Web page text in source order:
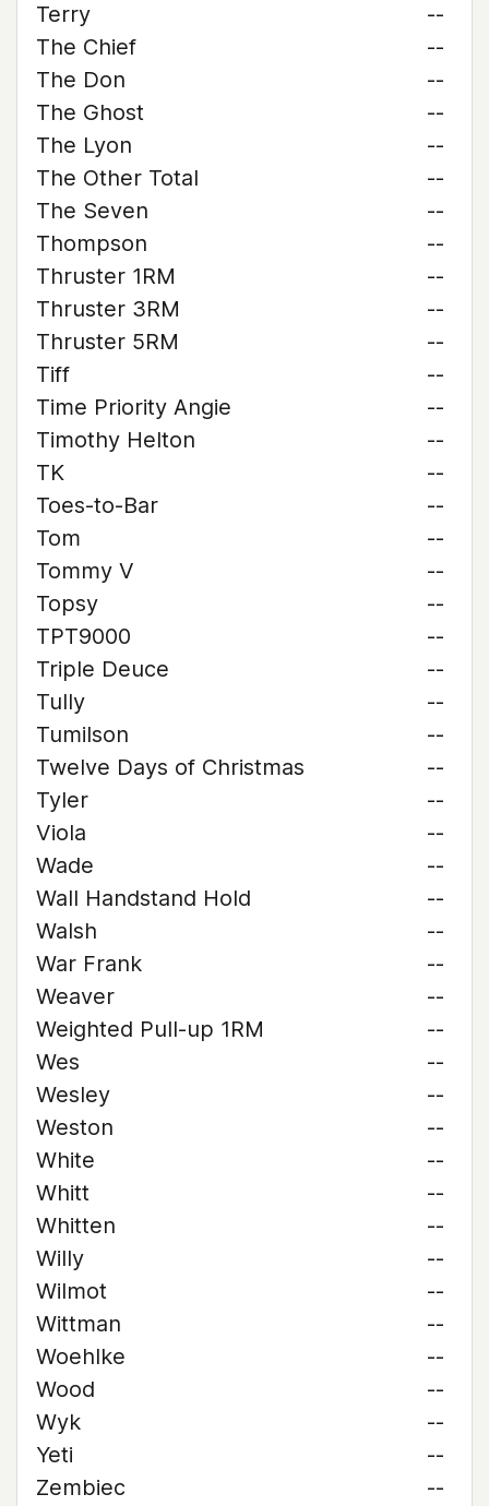
Terry
--
The Chief
--
The Don
--
The Ghost
--
The Lyon
--
The Other Total
--
The Seven
--
Thompson
--
Thruster 1RM
--
Thruster 3RM
--
Thruster 5RM
--
Tiff
--
Time Priority Angie
--
Timothy Helton
--
TK
--
Toes-to-Bar
--
Tom
--
Tommy V
--
Topsy
--
TPT9000
--
Triple Deuce
--
Tully
--
Tumilson
--
Twelve Days of Christmas
--
Tyler
--
Viola
--
Wade
--
Wall Handstand Hold
--
Walsh
--
War Frank
--
Weaver
--
Weighted Pull-up 1RM
--
Wes
--
Wesley
--
Weston
--
White
--
Whitt
--
Whitten
--
Willy
--
Wilmot
--
Wittman
--
Woehlke
--
Wood
--
Wyk
--
Yeti
--
Zembiec
--